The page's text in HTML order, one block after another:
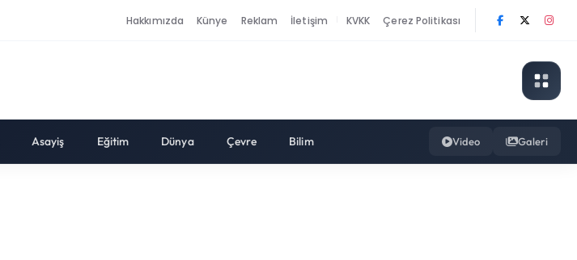
Hakkımızda Künye Reklam İletişim KVKK Çerez Politikası
Asayiş Eğitim Dünya Çevre Bilim Video Galeri